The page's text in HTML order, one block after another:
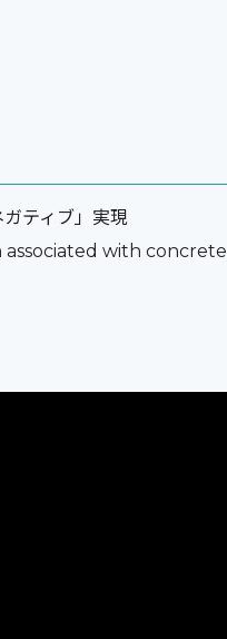
ティブ」実現
associated with concrete